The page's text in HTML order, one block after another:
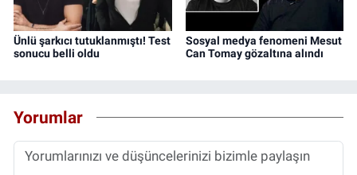
Ünlü şarkıcı tutuklanmıştı! Test
sonucu belli oldu
Sosyal medya fenomeni Mesut
Can Tomay gözaltına alındı
Yorumlar